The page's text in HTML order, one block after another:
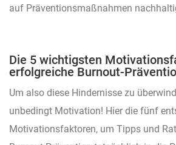
auf Präventionsmaßnahmen
Die 5 wichtigsten
erfolgreiche Burnout-
Um also diese Hindernisse zu
unbedingt Motivation! Hier die fünf
Motivationsfaktoren, um Tipps und